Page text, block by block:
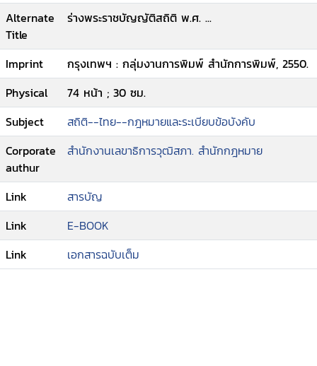
Alternate
Title
ร่างพระราชบัญญัติสถิติ พ.ศ. ...
Imprint
กรุงเทพฯ : กลุ่มงานการพิมพ์ สำนักการพิมพ์, 2550.
Physical
74 หน้า ; 30 ซม.
Subject
สถิติ--ไทย--กฎหมายและระเบียบข้อบังคับ
Corporate
authur
สำนักงานเลขาธิการวุฒิสภา. สำนักกฎหมาย
Link
สารบัญ
Link
E-BOOK
Link
เอกสารฉบับเต็ม